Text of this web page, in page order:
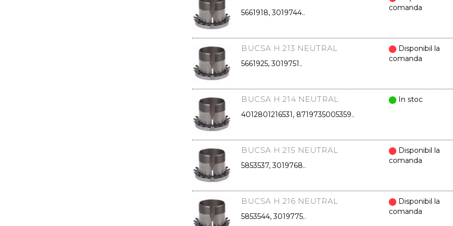
5661918, 3019744..
comanda
BUCSA H 213 NEUTRAL
5661925, 3019751..
Disponibil la
comanda
BUCSA H 214 NEUTRAL
4012801216531, 8719735005359..
In stoc
BUCSA H 215 NEUTRAL
5853537, 3019768..
Disponibil la
comanda
BUCSA H 216 NEUTRAL
5853544, 3019775..
Disponibil la
comanda